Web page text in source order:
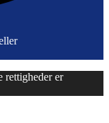
rettigheder er